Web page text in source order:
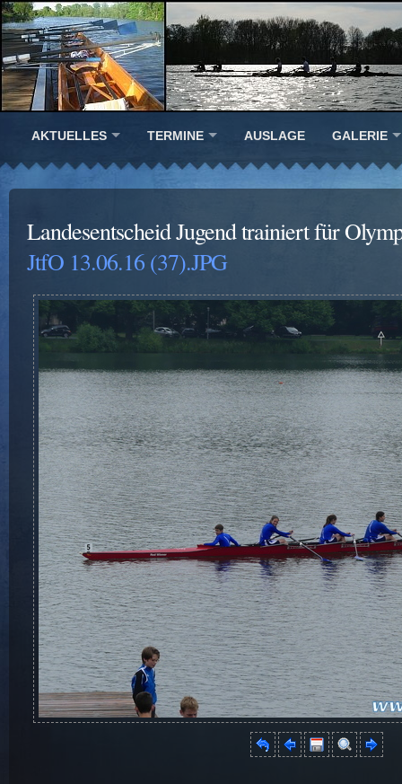
AKTUELLES TERMINE AUSLAGE GALERIE
Landesentscheid Jugend trainiert für
JtfO 13.06.16 (37).JPG